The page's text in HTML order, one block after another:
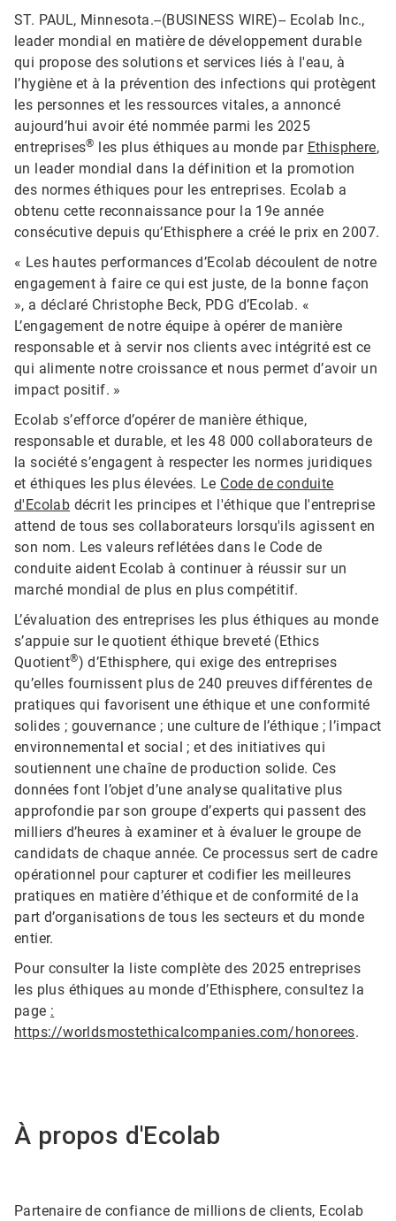
ST. PAUL, Minnesota.--(BUSINESS WIRE)-- Ecolab Inc.,
leader mondial en matière de développement durable
qui propose des solutions et services liés à l'eau, à
l’hygiène et à la prévention des infections qui protègent
les personnes et les ressources vitales, a annoncé
aujourd’hui avoir été nommée parmi les 2025
entreprises® les plus éthiques au monde par Ethisphere,
un leader mondial dans la définition et la promotion
des normes éthiques pour les entreprises. Ecolab a
obtenu cette reconnaissance pour la 19e année
consécutive depuis qu’Ethisphere a créé le prix en 2007.
« Les hautes performances d’Ecolab découlent de notre
engagement à faire ce qui est juste, de la bonne façon
», a déclaré Christophe Beck, PDG d’Ecolab. «
L’engagement de notre équipe à opérer de manière
responsable et à servir nos clients avec intégrité est ce
qui alimente notre croissance et nous permet d’avoir un
impact positif. »
Ecolab s’efforce d’opérer de manière éthique,
responsable et durable, et les 48 000 collaborateurs de
la société s’engagent à respecter les normes juridiques
et éthiques les plus élevées. Le Code de conduite
d'Ecolab décrit les principes et l'éthique que l'entreprise
attend de tous ses collaborateurs lorsqu'ils agissent en
son nom. Les valeurs reflétées dans le Code de
conduite aident Ecolab à continuer à réussir sur un
marché mondial de plus en plus compétitif.
L’évaluation des entreprises les plus éthiques au monde
s’appuie sur le quotient éthique breveté (Ethics
Quotient®) d’Ethisphere, qui exige des entreprises
qu’elles fournissent plus de 240 preuves différentes de
pratiques qui favorisent une éthique et une conformité
solides ; gouvernance ; une culture de l’éthique ; l’impact
environnemental et social ; et des initiatives qui
soutiennent une chaîne de production solide. Ces
données font l’objet d’une analyse qualitative plus
approfondie par son groupe d’experts qui passent des
milliers d’heures à examiner et à évaluer le groupe de
candidats de chaque année. Ce processus sert de cadre
opérationnel pour capturer et codifier les meilleures
pratiques en matière d’éthique et de conformité de la
part d’organisations de tous les secteurs et du monde
entier.
Pour consulter la liste complète des 2025 entreprises
les plus éthiques au monde d’Ethisphere, consultez la
page :
https://worldsmostethicalcompanies.com/honorees.
À propos d'Ecolab
Partenaire de confiance de millions de clients, Ecolab